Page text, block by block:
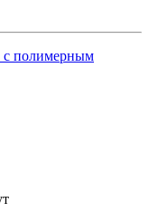
с полимерным